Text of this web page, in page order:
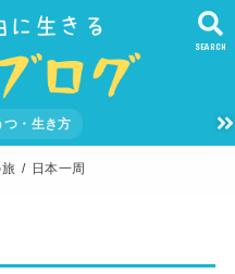
SEARCH
つ・生き方
日本一周